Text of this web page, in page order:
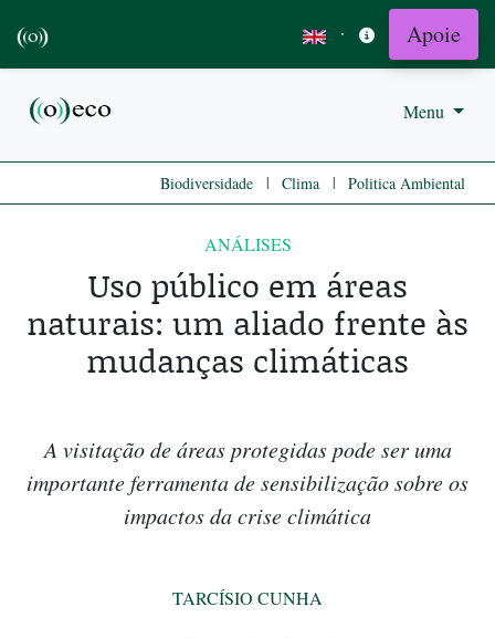
· Apoie
Menu
Biodiversidade | Clima | Politica Ambiental
ANÁLISES
Uso público em áreas
naturais: um aliado frente às
mudanças climáticas
A visitação de áreas protegidas pode ser uma
importante ferramenta de sensibilização sobre os
impactos da crise climática
TARCÍSIO CUNHA